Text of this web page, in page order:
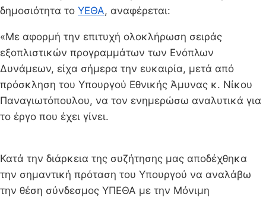
δημοσιότητα το ΥΕΘΑ, αναφέρεται:
«Με αφορμή την επιτυχή ολοκλήρωση σειράς
εξοπλιστικών προγραμμάτων των Ενόπλων
Δυνάμεων, είχα σήμερα την ευκαιρία, μετά από
πρόσκληση του Υπουργού Εθνικής Άμυνας κ. Νίκου
Παναγιωτόπουλου, να τον ενημερώσω αναλυτικά για
το έργο που έχει γίνει.
Κατά την διάρκεια της συζήτησης μας αποδέχθηκα
την σημαντική πρόταση του Υπουργού να αναλάβω
την θέση σύνδεσμος ΥΠΕΘΑ με την Μόνιμη